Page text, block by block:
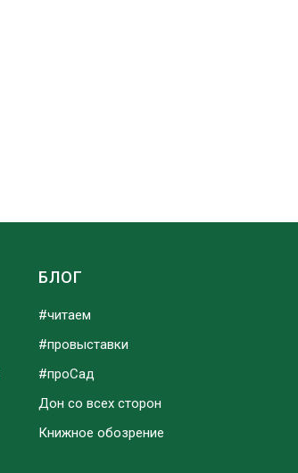
БЛОГ
#читаем
#провыставки
#проСад
Дон со всех сторон
Книжное обозрение